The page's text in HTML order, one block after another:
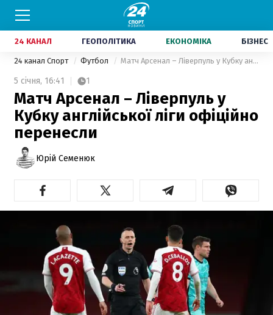
24 КАНАЛ ГЕОПОЛІТИКА ЕКОНОМІКА БІЗНЕС
24 канал Спорт Футбол Матч Арсенал – Ліверпуль у Кубку англійської ліги офіційно перенесли
5 січня, 16:41 1
Матч Арсенал – Ліверпуль у
Кубку англійської ліги офіційно
перенесли
Юрій Семенюк